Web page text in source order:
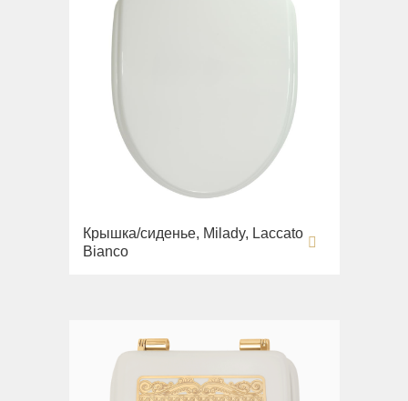
Крышка/сиденье, Milady, Laccato
Bianco